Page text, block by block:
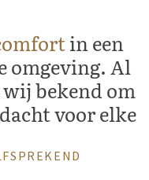
in een
omgeving. Al
bekend om
voor elke